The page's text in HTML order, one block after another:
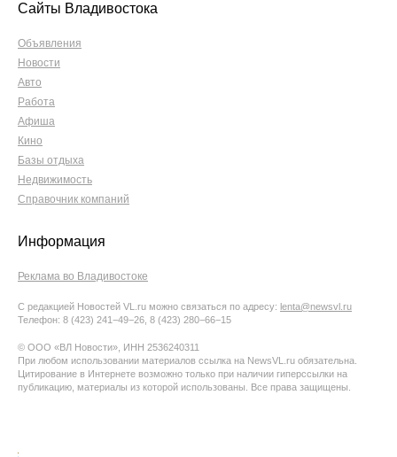
Сайты Владивостока
Объявления
Новости
Авто
Работа
Афиша
Кино
Базы отдыха
Недвижимость
Справочник компаний
Информация
Реклама во Владивостоке
С редакцией Новостей VL.ru можно связаться по адресу: lenta@newsvl.ru
Телефон: 8 (423) 241−49−26, 8 (423) 280−66−15
© ООО «ВЛ Новости», ИНН 2536240311
При любом использовании материалов ссылка на NewsVL.ru обязательна.
Цитирование в Интернете возможно только при наличии гиперссылки на
публикацию, материалы из которой использованы. Все права защищены.